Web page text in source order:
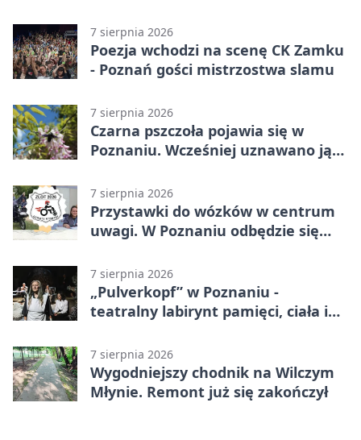
7 sierpnia 2026
Poezja wchodzi na scenę CK Zamku
- Poznań gości mistrzostwa slamu
7 sierpnia 2026
Czarna pszczoła pojawia się w
Poznaniu. Wcześniej uznawano ją
7 sierpnia 2026
Przystawki do wózków w centrum
uwagi. W Poznaniu odbędzie się
7 sierpnia 2026
„Pulverkopf” w Poznaniu -
teatralny labirynt pamięci, ciała i
7 sierpnia 2026
Wygodniejszy chodnik na Wilczym
Młynie. Remont już się zakończył